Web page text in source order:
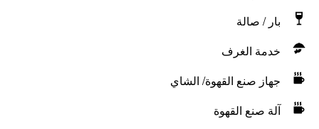
بار / صالة
خدمة الغرف
جهاز صنع القهوة/ الشاي
آلة صنع القهوة